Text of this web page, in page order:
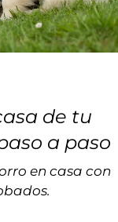
de tu
a paso
en casa con